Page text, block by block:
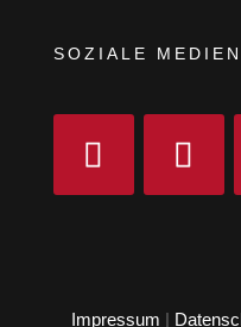
SOZIALE MEDIEN
Impressum |